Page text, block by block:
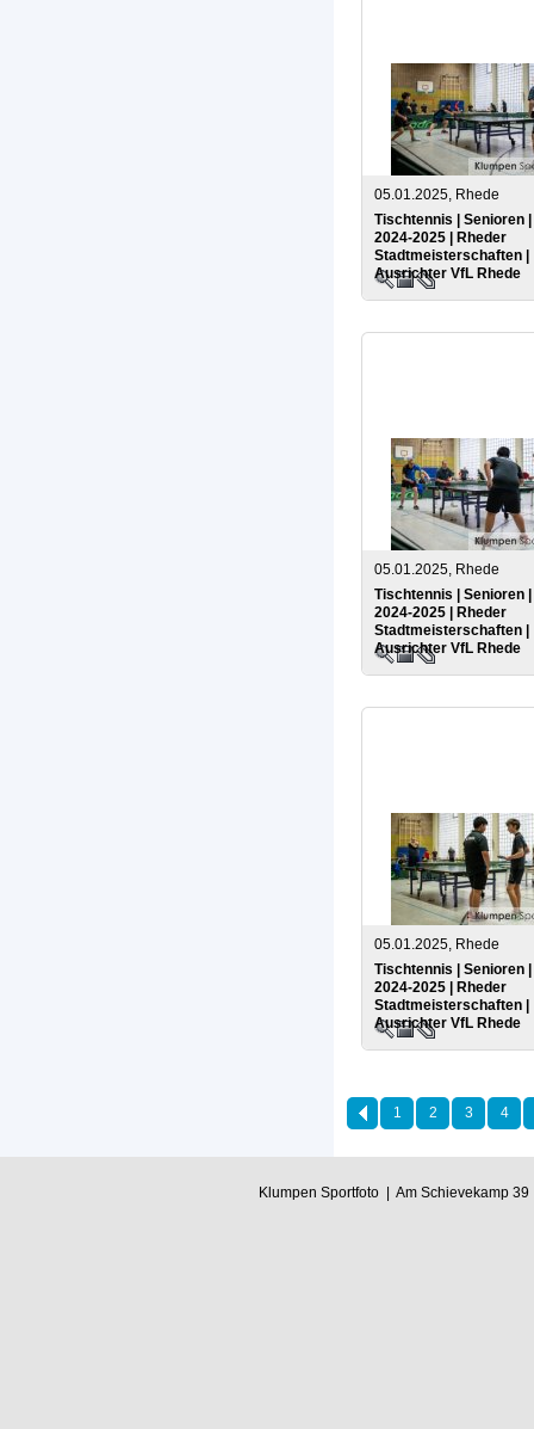
05.01.2025, Rhede
Tischtennis | Senioren
2024-2025 | Rheder
Stadtmeisterschaften |
Ausrichter VfL Rhede
05.01.2025, Rhede
Tischtennis | Senioren
2024-2025 | Rheder
Stadtmeisterschaften |
Ausrichter VfL Rhede
05.01.2025, Rhede
Tischtennis | Senioren
2024-2025 | Rheder
Stadtmeisterschaften |
Ausrichter VfL Rhede
1 2 3 4
Klumpen Sportfoto | Am Schievekamp